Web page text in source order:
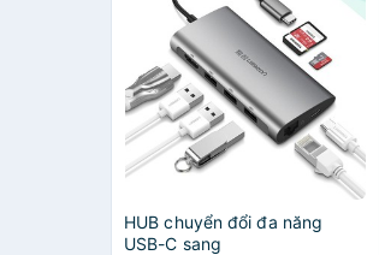
HUB chuyển đổi đa năng
USB-C sang